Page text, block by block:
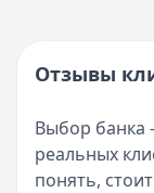
Отзывы
Выбор банка
реальных
понять,